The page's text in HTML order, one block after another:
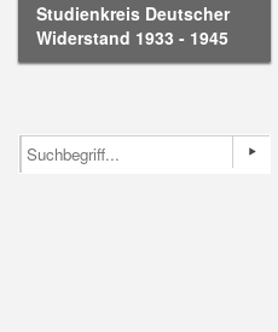
Studienkreis Deutscher
Widerstand 1933 - 1945